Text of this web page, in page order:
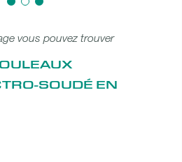
vous pouvez trouver
SOUDÉ EN